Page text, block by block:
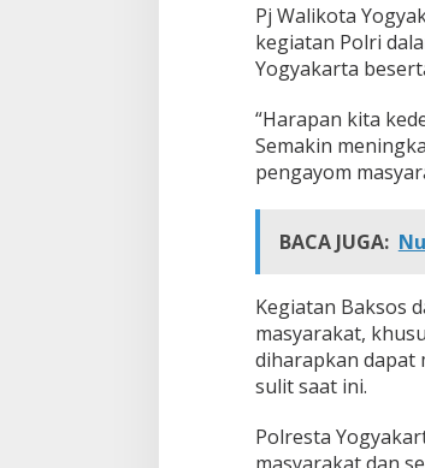
n
B
a
t
u
a
n
s
l
S
e
c
a
a
Pj Walikota
kegiatan Polri
Yogyakarta
“Harapan kita
Semakin
pengayom
BACA JUGA:
Kegiatan Baksos
masyarakat,
diharapkan dapat
sulit saat ini.
Polresta